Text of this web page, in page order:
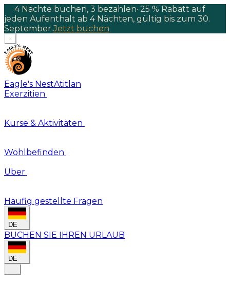
4 Nächte buchen, 3 bezahlen· 25 % Rabatt auf
jeden Aufenthalt ab 4 Nächten, gültig bis zum 30.
September.Jetzt buchen
×
Eagle's NestAtitlan
Exerzitien
Kurse & Aktivitäten
Wohlbefinden
Über
Häufig gestellte Fragen
DE
BUCHEN SIE IHREN URLAUB
DE